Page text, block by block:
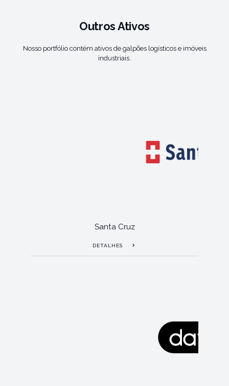
Outros Ativos
Nosso portfólio contém ativos de galpões logísticos e imóveis
industriais.
Santa Cruz
DETALHES